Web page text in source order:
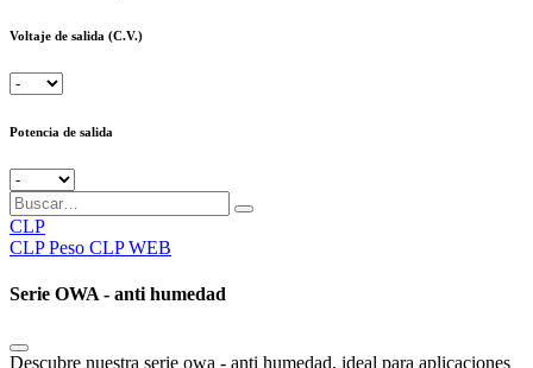
Voltaje de salida (C.V.)
Potencia de salida
CLP
CLP Peso CLP WEB
Serie OWA - anti humedad
Descubre nuestra serie owa - anti humedad, ideal para aplicaciones